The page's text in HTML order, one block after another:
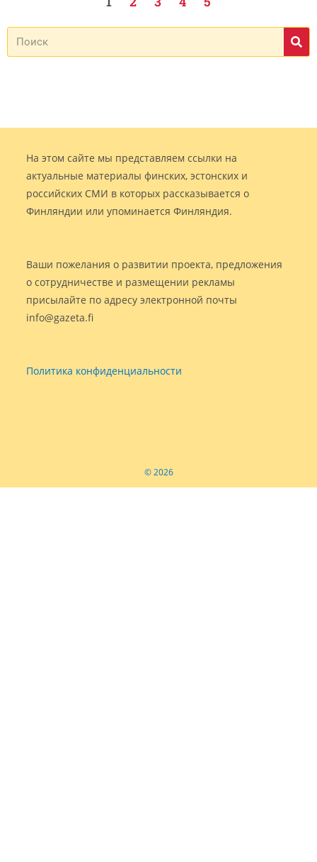
На этом сайте мы представляем ссылки на
актуальные материалы финских, эстонских и
российских СМИ в которых рассказывается о
Финляндии или упоминается Финляндия.
Ваши пожелания о развитии проекта, предложения
о сотрудничестве и размещении рекламы
присылайте по адресу электронной почты
info@gazeta.fi
Политика конфиденциальности
© 2026